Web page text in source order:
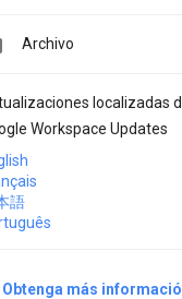
Archivo
localizadas
Workspace Updates
語
Obtenga más